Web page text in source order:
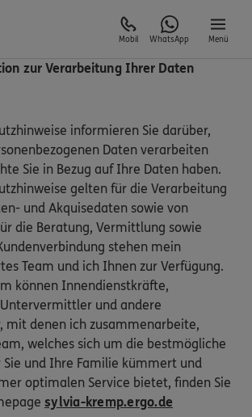
Mobil WhatsApp Menü
zur Verarbeitung Ihrer Daten
informieren Sie darüber,
Daten verarbeiten
Sie in Bezug auf Ihre Daten haben.
gelten für die Verarbeitung
und Akquisedaten sowie von
die Beratung, Vermittlung sowie
stehen mein
Team und ich Ihnen zur Verfügung.
können Innendienstkräfte,
und andere
mit denen ich zusammenarbeite,
welches sich um die bestmögliche
Sie und Ihre Familie kümmert und
optimalen Service bietet, finden Sie
sylvia-kremp.ergo.de